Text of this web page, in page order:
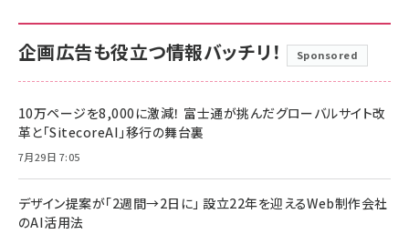
企画広告も役立つ情報バッチリ！ Sponsored
10万ページを8,000に激減！ 富士通が挑んだグローバルサイト改
革と「SitecoreAI」移行の舞台裏
7月29日 7:05
デザイン提案が「2週間→2日に」 設立22年を迎えるWeb制作会社
のAI活用法